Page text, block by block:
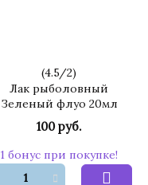
(4.5/2)
Лак рыболовный
Зеленый флуо 20мл
100 руб.
1 бонус при покупке!